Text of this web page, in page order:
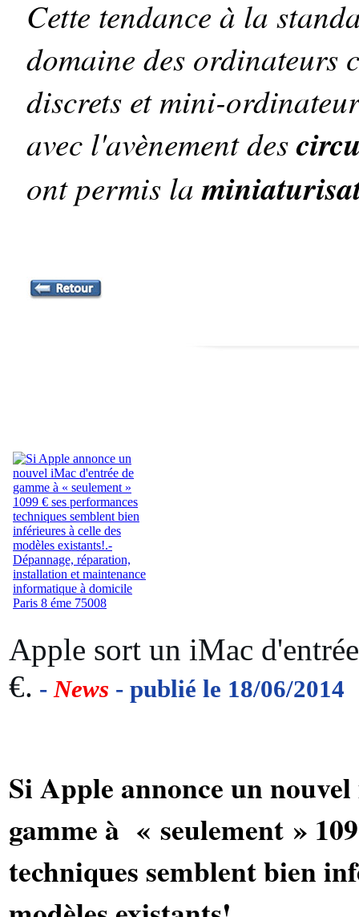
Cette tendance à la
domaine des ordinateurs
discrets et mini-
avec l'avènement des
ont permis la
Apple sort un iMac
€. - News - publié le 18/06/2014
Si Apple annonce un
gamme à « seulement »
techniques semblent bien